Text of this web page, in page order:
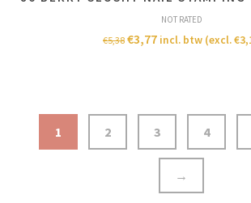
NOT RATED
€5,38 €3,77 incl. btw (excl.€
1 2 3 4
→